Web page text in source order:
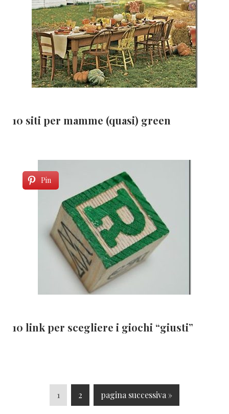
10 siti per mamme (quasi) green
Pin
10 link per scegliere i giochi “giusti”
P
a
1
P
a
2
V
a
pagina successiva »